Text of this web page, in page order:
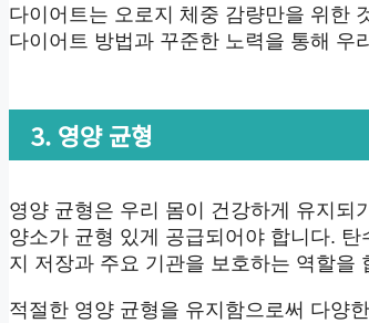
다이어트는 오로지 체중 감량만을 위한
다이어트 방법과 꾸준한 노력을 통해 우
3. 영양 균형
영양 균형은 우리 몸이 건강하게 유지되
양소가 균형 있게 공급되어야 합니다.
지 저장과 주요 기관을 보호하는 역할을
적절한 영양 균형을 유지함으로써 다양